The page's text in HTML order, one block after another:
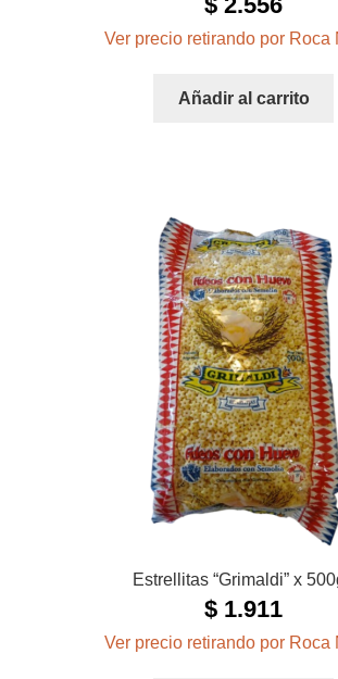
5.00de 5
Ver precio retirando por Roca
Añadir al carrito
Estrellitas “Grimaldi” x
$ 1.911
Ver precio retirando por Roca